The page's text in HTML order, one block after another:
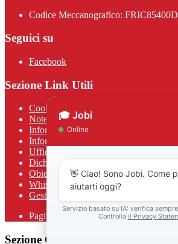
Codice Meccanografico: FRIC85400D
Seguici su
Facebook
Sezione Link Utili
Cookie policy
Note legali
Informativa Privacy
Informativa Privacy chatbot Jobi
Ufficio Relazioni con il Pubblico
Dichiarazione di accessibilità
Obiettivi di accessibilità
Whistleblowing
Gestione consensi cookie
Pagina visualizzata383volte
Sezione Copyright